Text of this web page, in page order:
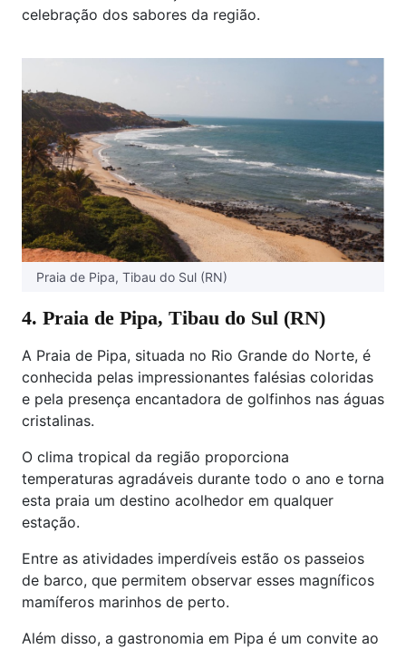
celebração dos sabores da região.
Praia de Pipa, Tibau do Sul (RN)
4. Praia de Pipa, Tibau do Sul (RN)
A Praia de Pipa, situada no Rio Grande do Norte, é
conhecida pelas impressionantes falésias coloridas
e pela presença encantadora de golfinhos nas águas
cristalinas.
O clima tropical da região proporciona
temperaturas agradáveis durante todo o ano e torna
esta praia um destino acolhedor em qualquer
estação.
Entre as atividades imperdíveis estão os passeios
de barco, que permitem observar esses magníficos
mamíferos marinhos de perto.
Além disso, a gastronomia em Pipa é um convite ao